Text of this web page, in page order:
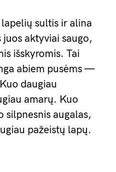
sultis ir alina
aktyviai saugo,
išskyromis. Tai
abiem pusėms —
daugiau
amarų. Kuo
augalas,
pažeistų lapų.